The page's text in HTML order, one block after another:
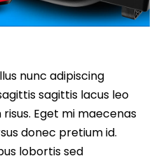
nunc adipiscing
sagittis lacus leo
Eget mi maecenas
donec pretium id.
lobortis sed